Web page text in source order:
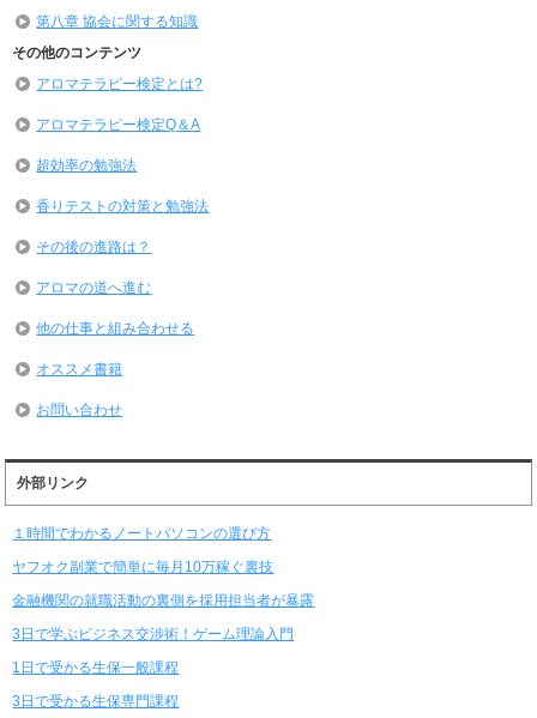
第八章 協会に関する知識
その他のコンテンツ
アロマテラピー検定とは?
アロマテラピー検定Q＆A
超効率の勉強法
香りテストの対策と勉強法
その後の進路は？
アロマの道へ進む
他の仕事と組み合わせる
オススメ書籍
お問い合わせ
外部リンク
１時間でわかるノートパソコンの選び方
ヤフオク副業で簡単に毎月10万稼ぐ裏技
金融機関の就職活動の裏側を採用担当者が暴露
3日で学ぶビジネス交渉術！ゲーム理論入門
1日で受かる生保一般課程
3日で受かる生保専門課程